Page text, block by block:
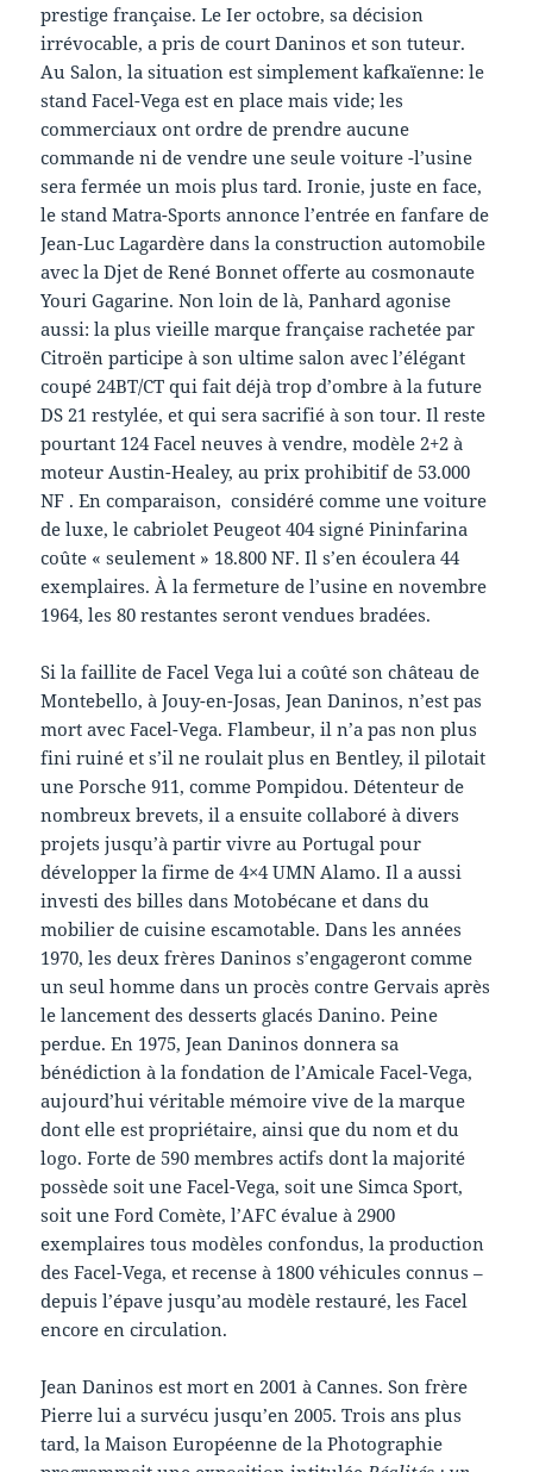
prestige française. Le Ier octobre, sa décision
irrévocable, a pris de court Daninos et son tuteur.
Au Salon, la situation est simplement kafkaïenne: le
stand Facel-Vega est en place mais vide; les
commerciaux ont ordre de prendre aucune
commande ni de vendre une seule voiture -l’usine
sera fermée un mois plus tard. Ironie, juste en face,
le stand Matra-Sports annonce l’entrée en fanfare de
Jean-Luc Lagardère dans la construction automobile
avec la Djet de René Bonnet offerte au cosmonaute
Youri Gagarine. Non loin de là, Panhard agonise
aussi: la plus vieille marque française rachetée par
Citroën participe à son ultime salon avec l’élégant
coupé 24BT/CT qui fait déjà trop d’ombre à la future
DS 21 restylée, et qui sera sacrifié à son tour. Il reste
pourtant 124 Facel neuves à vendre, modèle 2+2 à
moteur Austin-Healey, au prix prohibitif de 53.000
NF . En comparaison, considéré comme une voiture
de luxe, le cabriolet Peugeot 404 signé Pininfarina
coûte « seulement » 18.800 NF. Il s’en écoulera 44
exemplaires. À la fermeture de l’usine en novembre
1964, les 80 restantes seront vendues bradées.
Si la faillite de Facel Vega lui a coûté son château de
Montebello, à Jouy-en-Josas, Jean Daninos, n’est pas
mort avec Facel-Vega. Flambeur, il n’a pas non plus
fini ruiné et s’il ne roulait plus en Bentley, il pilotait
une Porsche 911, comme Pompidou. Détenteur de
nombreux brevets, il a ensuite collaboré à divers
projets jusqu’à partir vivre au Portugal pour
développer la firme de 4×4 UMN Alamo. Il a aussi
investi des billes dans Motobécane et dans du
mobilier de cuisine escamotable. Dans les années
1970, les deux frères Daninos s’engageront comme
un seul homme dans un procès contre Gervais après
le lancement des desserts glacés Danino. Peine
perdue. En 1975, Jean Daninos donnera sa
bénédiction à la fondation de l’Amicale Facel-Vega,
aujourd’hui véritable mémoire vive de la marque
dont elle est propriétaire, ainsi que du nom et du
logo. Forte de 590 membres actifs dont la majorité
possède soit une Facel-Vega, soit une Simca Sport,
soit une Ford Comète, l’AFC évalue à 2900
exemplaires tous modèles confondus, la production
des Facel-Vega, et recense à 1800 véhicules connus –
depuis l’épave jusqu’au modèle restauré, les Facel
encore en circulation.
Jean Daninos est mort en 2001 à Cannes. Son frère
Pierre lui a survécu jusqu’en 2005. Trois ans plus
tard, la Maison Européenne de la Photographie